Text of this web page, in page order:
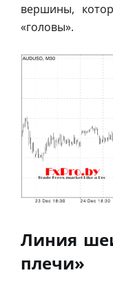
вершины,
«головы».
Линия
плечи»